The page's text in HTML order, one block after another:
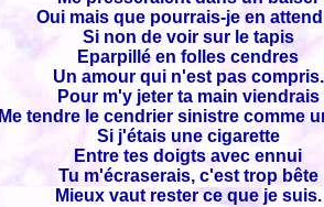
Oui mais que pourrais-je en
Si non de voir sur le tapis
Eparpillé en folles cendres
Un amour qui n'est pas compris.
Pour m'y jeter ta main viendrais
Me tendre le cendrier sinistre comme
Si j'étais une cigarette
Entre tes doigts avec ennui
Tu m'écraserais, c'est trop bête
Mieux vaut rester ce que je suis.